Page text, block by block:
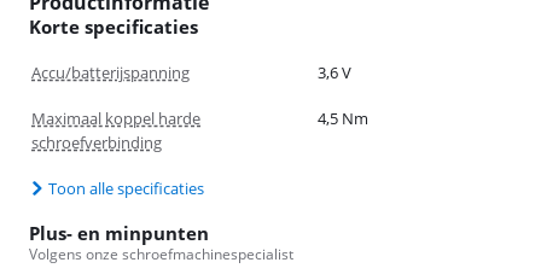
Korte specificaties
Accu/batterijspanning 3,6 V
Maximaal koppel harde
schroefverbinding
4,5 Nm
Toon alle specificaties
Plus- en minpunten
Volgens onze schroefmachinespecialist